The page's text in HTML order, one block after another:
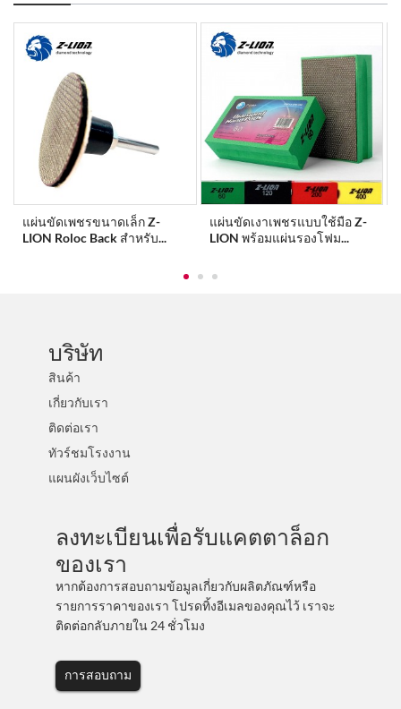
แผ่นขัดเพชรขนาดเล็ก Z-
LION Roloc Back สำหรับ...
แผ่นขัดเงาเพชรแบบใช้มือ Z-
LION พร้อมแผ่นรองโฟม...
บริษัท
สินค้า
เกี่ยวกับเรา
ติดต่อเรา
ทัวร์ชมโรงงาน
แผนผังเว็บไซต์
ลงทะเบียนเพื่อรับแคตตาล็อก
ของเรา
หากต้องการสอบถามข้อมูลเกี่ยวกับผลิตภัณฑ์หรือ
รายการราคาของเรา โปรดทิ้งอีเมลของคุณไว้ เราจะ
ติดต่อกลับภายใน 24 ชั่วโมง
การสอบถาม